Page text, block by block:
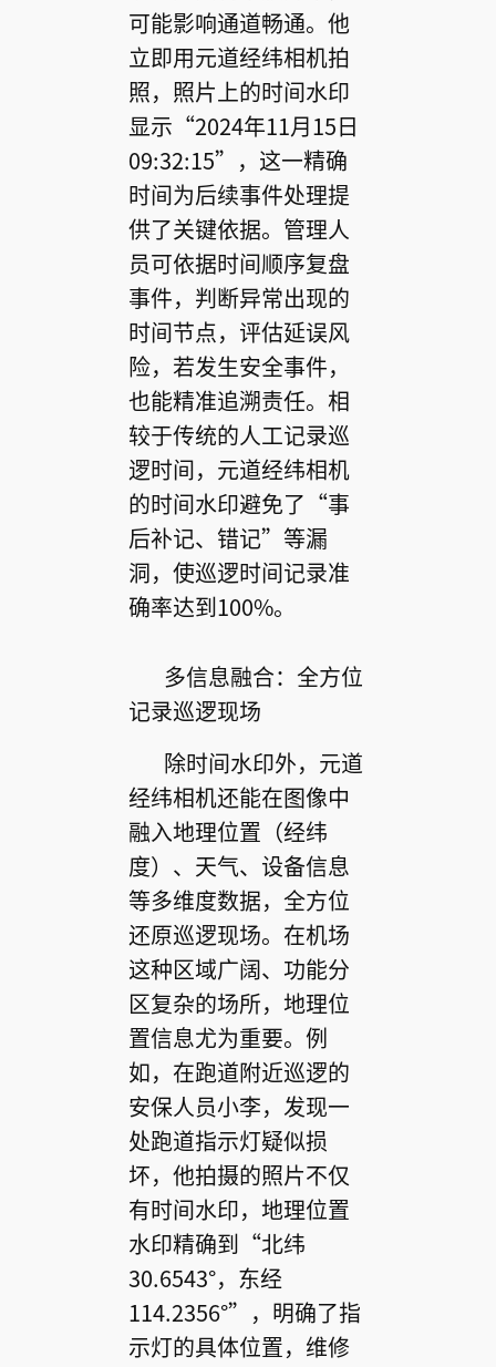
可能影响通道畅通。他
立即用元道经纬相机拍
照，照片上的时间水印
显示“2024年11月15日
09:32:15”，这一精确
时间为后续事件处理提
供了关键依据。管理人
员可依据时间顺序复盘
事件，判断异常出现的
时间节点，评估延误风
险，若发生安全事件，
也能精准追溯责任。相
较于传统的人工记录巡
逻时间，元道经纬相机
的时间水印避免了“事
后补记、错记”等漏
洞，使巡逻时间记录准
确率达到100%。
多信息融合：全方位
记录巡逻现场
除时间水印外，元道
经纬相机还能在图像中
融入地理位置（经纬
度）、天气、设备信息
等多维度数据，全方位
还原巡逻现场。在机场
这种区域广阔、功能分
区复杂的场所，地理位
置信息尤为重要。例
如，在跑道附近巡逻的
安保人员小李，发现一
处跑道指示灯疑似损
坏，他拍摄的照片不仅
有时间水印，地理位置
水印精确到“北纬
30.6543°，东经
114.2356°”，明确了指
示灯的具体位置，维修